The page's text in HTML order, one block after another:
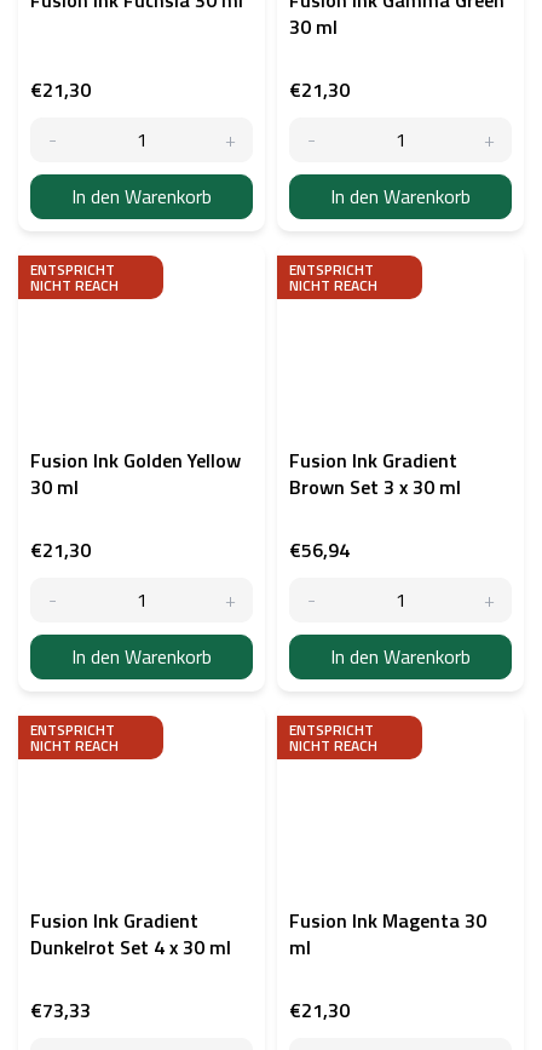
€21,30
In den Warenkorb
30 ml
€21,30
In den Warenkorb
ENTSPRICHT
NICHT REACH
Fusion Ink Golden Yellow
30 ml
€21,30
In den Warenkorb
ENTSPRICHT
NICHT REACH
Fusion Ink Gradient
Brown Set 3 x 30 ml
€56,94
In den Warenkorb
ENTSPRICHT
NICHT REACH
Fusion Ink Gradient
Dunkelrot Set 4 x 30 ml
€73,33
ENTSPRICHT
NICHT REACH
Fusion Ink Magenta 30
ml
€21,30